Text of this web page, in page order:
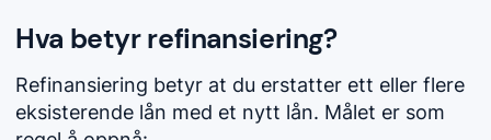
Hva betyr refinansiering?
Refinansiering betyr at du erstatter ett eller flere
eksisterende lån med et nytt lån. Målet er som